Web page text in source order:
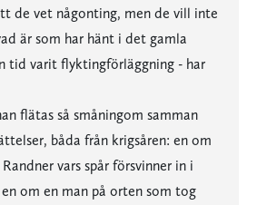
de vet någonting, men de vill inte
är som har hänt i det gamla
tid varit flyktingförläggning - har
flätas så småningom samman
båda från krigsåren: en om
vars spår försvinner in i
en om en man på orten som tog